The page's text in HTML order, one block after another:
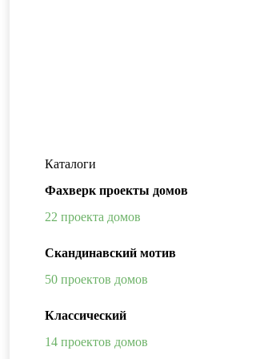
Каталоги
Фахверк проекты домов
22 проекта домов
Скандинавский мотив
50 проектов домов
Классический
14 проектов домов